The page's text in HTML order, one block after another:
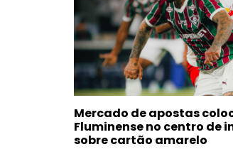
Mercado de apostas
Fluminense no centro de
sobre cartão amarelo